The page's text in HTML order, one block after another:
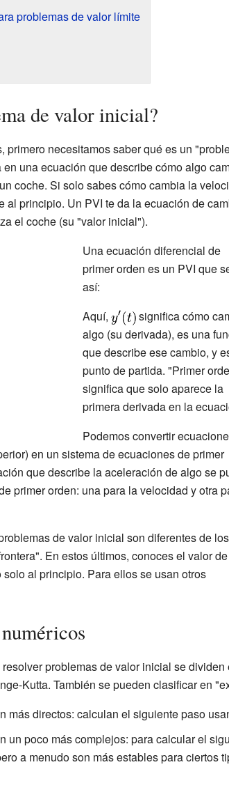
problemas de valor límite
de valor inicial?
primero necesitamos saber qué es un
una ecuación que describe cómo algo
coche. Si solo sabes cómo cambia la
al principio. Un PVI te da la ecuación de
el coche (su "valor inicial").
Una ecuación diferencial de
primer orden es un PVI que
así:
Aquí,
significa cómo
algo (su derivada), es una
que describe ese cambio, y
punto de partida. "Primer
significa que solo aparece la
primera derivada en la
Podemos convertir
en un sistema de ecuaciones de primer
que describe la aceleración de algo se
primer orden: una para la velocidad y otra
de valor inicial son diferentes de los
En estos últimos, conoces el valor
al principio. Para ellos se usan otros
problemas de valor inicial se
Kutta. También se pueden clasificar en
más directos: calculan el siguiente paso
un poco más complejos: para calcular el
a menudo son más estables para ciertos